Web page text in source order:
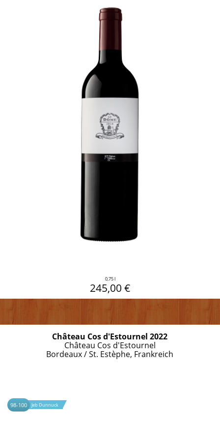
0,75 l
245,00 €
Château Cos d'Estournel 2022
Château Cos d'Estournel
Bordeaux / St. Estèphe, Frankreich
98-100 Jeb Dunnuck